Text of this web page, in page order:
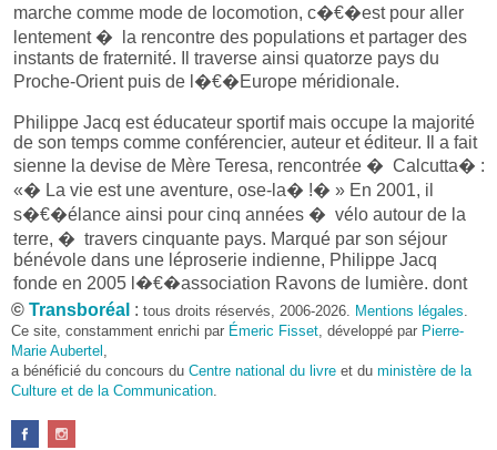
marche comme mode de locomotion, c�€�est pour aller
lentement � la rencontre des populations et partager des
instants de fraternité. Il traverse ainsi quatorze pays du
Proche-Orient puis de l�€�Europe méridionale.
Philippe Jacq est éducateur sportif mais occupe la majorité
de son temps comme conférencier, auteur et éditeur. Il a fait
sienne la devise de Mère Teresa, rencontrée � Calcutta� :
«� La vie est une aventure, ose-la� !� » En 2001, il
s�€�élance ainsi pour cinq années � vélo autour de la
terre, � travers cinquante pays. Marqué par son séjour
bénévole dans une léproserie indienne, Philippe Jacq
fonde en 2005 l�€�association Rayons de lumière, dont
l�€�objectif est d�€�aider les communautés
défavorisées auprès desquels le voyageur a trouvé
assistance lors de ses voyages. Grâce � l�€�argent que
rapporte la vente de ses livres et ses conférences, il finance
un projet humanitaire dans un village pauvre de la côte
orientale de Madagascar� : construction de maisons
traditionnelles, creusement d�€�un puits, achats
© Transboréal : tous droits réservés, 2006-2026. Mentions légales.
Ce site, constamment enrichi par Émeric Fisset, développé par Pierre-
Marie Aubertel ,
a bénéficié du concours du Centre national du livre et du ministère de la
Culture et de la Communication.